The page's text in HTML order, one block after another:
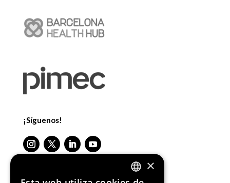
¡Síguenos!
×